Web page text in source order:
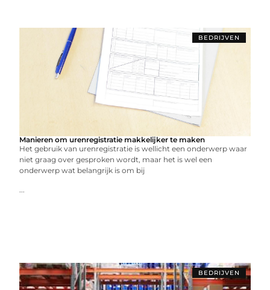
BEDRIJVEN
Manieren om urenregistratie makkelijker te maken
Het gebruik van urenregistratie is wellicht een onderwerp waar
niet graag over gesproken wordt, maar het is wel een
onderwerp wat belangrijk is om bij
...
BEDRIJVEN